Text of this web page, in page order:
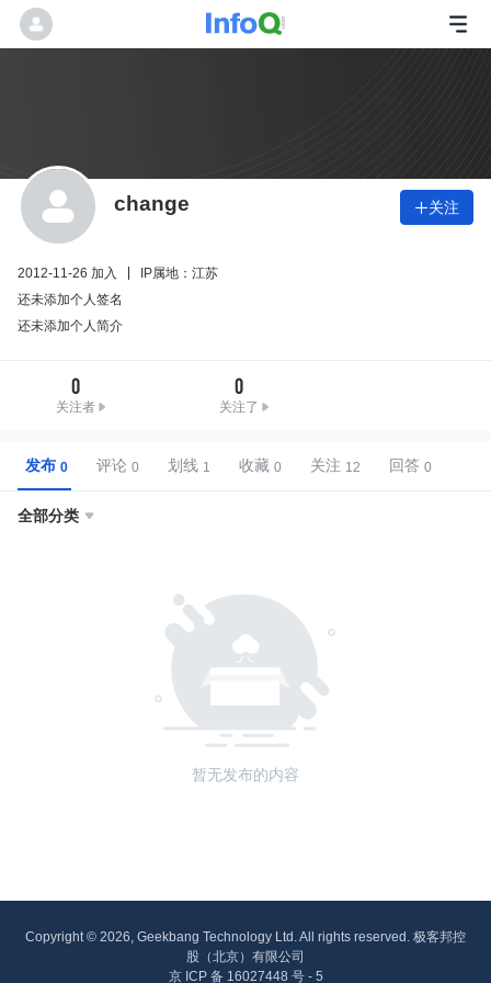
change 关注
2012-11-26 加入
IP属地：江苏
还未添加个人签名
还未添加个人简介
0
关注者
0
关注了
发布 评论 划线 收藏 关注 回答
全部分类 
暂无发布的内容
Copyright © 2026, Geekbang Technology Ltd. All rights reserved. 极客邦控
股（北京）有限公司
京 ICP 备 16027448 号 - 5